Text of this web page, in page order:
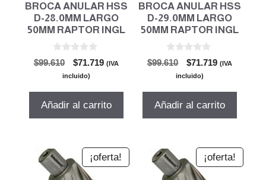
BROCA ANULAR HSS
D-28.0MM LARGO
50MM RAPTOR INGL
0
d
$99.610
El
precio
era:
$71.719El(IVA
incluido)
Añadir al carrito
BROCA ANULAR HSS
D-29.0MM LARGO
50MM RAPTOR INGL
0
d
$99.610
El
precio
era:
$71.719El(IVA
incluido)
Añadir al carrito
¡oferta! ¡oferta!